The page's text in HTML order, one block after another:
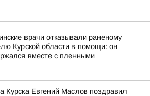
врачи отказывали раненому
Курской области в помощи: он
вместе с пленными
Курска Евгений Маслов поздравил